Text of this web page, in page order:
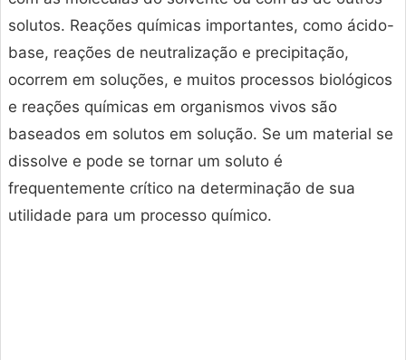
solutos. Reações químicas importantes, como ácido-
base, reações de neutralização e precipitação,
ocorrem em soluções, e muitos processos biológicos
e reações químicas em organismos vivos são
baseados em solutos em solução. Se um material se
dissolve e pode se tornar um soluto é
frequentemente crítico na determinação de sua
utilidade para um processo químico.